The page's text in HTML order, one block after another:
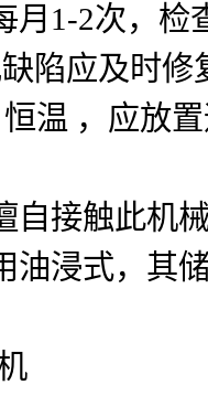
月1-2次，
陷应及时
温 ，应放
自接触此机
油浸式，其